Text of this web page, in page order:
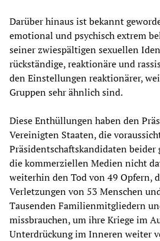
Darüber hinaus ist bekannt
emotional und psychisch extrem
seiner zwiespältigen sexuellen
rückständige, reaktionäre und
den Einstellungen reaktionärer,
Gruppen sehr ähnlich sind.
Diese Enthüllungen haben den
Vereinigten Staaten, die
Präsidentschaftskandidaten
die kommerziellen Medien nicht
weiterhin den Tod von 49 Opfern,
Verletzungen von 53 Menschen
Tausenden Familienmitgliedern
missbrauchen, um ihre Kriege im
Unterdrückung im Inneren weiter